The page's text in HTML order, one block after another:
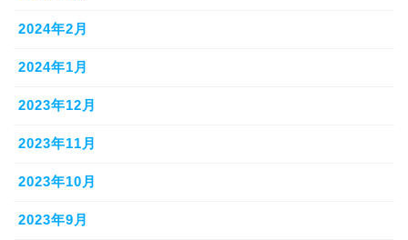
2024年2月
2024年1月
2023年12月
2023年11月
2023年10月
2023年9月